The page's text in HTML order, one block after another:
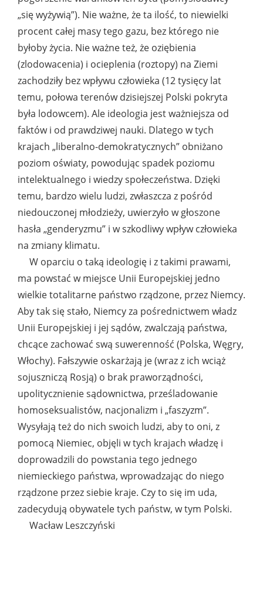
„się wyżywią”). Nie ważne, że ta ilość, to niewielki
procent całej masy tego gazu, bez którego nie
byłoby życia. Nie ważne też, że oziębienia
(zlodowacenia) i ocieplenia (roztopy) na Ziemi
zachodziły bez wpływu człowieka (12 tysięcy lat
temu, połowa terenów dzisiejszej Polski pokryta
była lodowcem). Ale ideologia jest ważniejsza od
faktów i od prawdziwej nauki. Dlatego w tych
krajach „liberalno-demokratycznych” obniżano
poziom oświaty, powodując spadek poziomu
intelektualnego i wiedzy społeczeństwa. Dzięki
temu, bardzo wielu ludzi, zwłaszcza z pośród
niedouczonej młodzieży, uwierzyło w głoszone
hasła „genderyzmu” i w szkodliwy wpływ człowieka
na zmiany klimatu.
W oparciu o taką ideologię i z takimi prawami,
ma powstać w miejsce Unii Europejskiej jedno
wielkie totalitarne państwo rządzone, przez Niemcy.
Aby tak się stało, Niemcy za pośrednictwem władz
Unii Europejskiej i jej sądów, zwalczają państwa,
chcące zachować swą suwerenność (Polska, Węgry,
Włochy). Fałszywie oskarżają je (wraz z ich wciąż
sojuszniczą Rosją) o brak praworządności,
upolitycznienie sądownictwa, prześladowanie
homoseksualistów, nacjonalizm i „faszyzm”.
Wysyłają też do nich swoich ludzi, aby to oni, z
pomocą Niemiec, objęli w tych krajach władzę i
doprowadzili do powstania tego jednego
niemieckiego państwa, wprowadzając do niego
rządzone przez siebie kraje. Czy to się im uda,
zadecydują obywatele tych państw, w tym Polski.
Wacław Leszczyński